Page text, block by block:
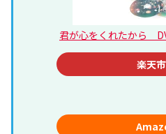
君が心をくれたから
楽天